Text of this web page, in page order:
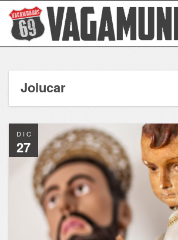
Jolucar
DIC
27